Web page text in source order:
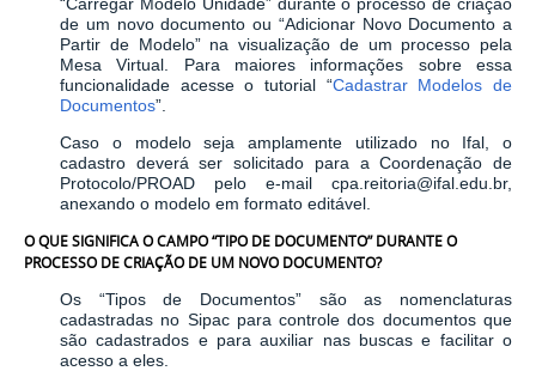
de um novo documento ou “Adicionar Novo Documento a
Partir de Modelo” na visualização de um processo pela
Mesa Virtual. Para maiores informações sobre essa
funcionalidade acesse o tutorial “Cadastrar Modelos de
Documentos”.
Caso o modelo seja amplamente utilizado no Ifal, o
cadastro deverá ser solicitado para a Coordenação de
Protocolo/PROAD pelo e-mail cpa.reitoria@ifal.edu.br,
anexando o modelo em formato editável.
O QUE SIGNIFICA O CAMPO “TIPO DE DOCUMENTO” DURANTE O
PROCESSO DE CRIAÇÃO DE UM NOVO DOCUMENTO?
Os “Tipos de Documentos” são as nomenclaturas
cadastradas no Sipac para controle dos documentos que
são cadastrados e para auxiliar nas buscas e facilitar o
acesso a eles.